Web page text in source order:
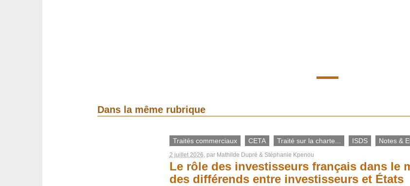
Dans la même rubrique
Traités commerciaux CETA Traité sur la charte... ISDS Notes &
2 juillet 2026, par Mathilde Dupré & Stéphanie Kpenou
Le rôle des investisseurs français dans le
des différends entre investisseurs et États